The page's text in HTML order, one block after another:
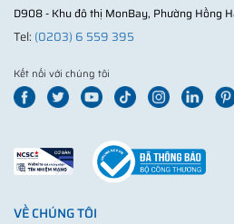
D908 - Khu đô thị MonBay, Phường Hồng
Tel: (0203) 6 559 395
Kết nối với chúng tôi
VỀ CHÚNG TÔI